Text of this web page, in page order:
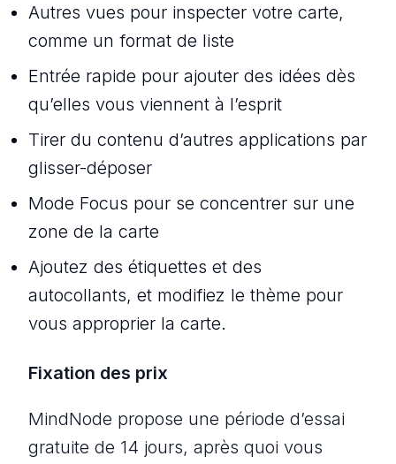
Autres vues pour inspecter votre carte,
comme un format de liste
Entrée rapide pour ajouter des idées dès
qu’elles vous viennent à l’esprit
Tirer du contenu d’autres applications par
glisser-déposer
Mode Focus pour se concentrer sur une
zone de la carte
Ajoutez des étiquettes et des
autocollants, et modifiez le thème pour
vous approprier la carte.
Fixation des prix
MindNode propose une période d’essai
gratuite de 14 jours, après quoi vous